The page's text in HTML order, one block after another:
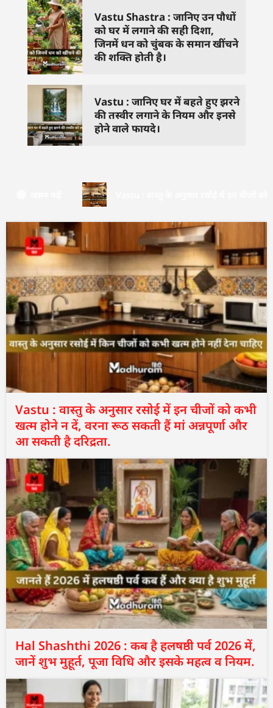
Vastu Shastra : जानिए उन पौधों
को घर में लगाने की सही दिशा,
जिनमें धन को चुंबक के समान खींचने
की शक्ति होती है।
Vastu : जानिए घर में बहते हुए झरने
की तस्वीर लगाने के नियम और इनसे
होने वाले फायदे।
Vastu : वास्तु के अनुसार रसोई में इन चीजों को कभी
खत्म होने न दें, वरना रूठ सकती हैं मां अन्नपूर्णा और
आ सकती है दरिद्रता.
Hal Shashthi 2026 : कब है हलषष्ठी पर्व 2026 में,
जानें शुभ मुहूर्त, पूजा विधि और इसके महत्व व नियम.